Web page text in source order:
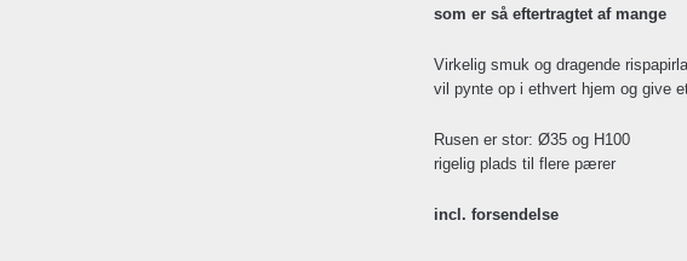
som er så eftertragtet af mange
Virkelig smuk og dragende
vil pynte op i ethvert hjem og give
Rusen er stor: Ø35 og H100
rigelig plads til flere pærer
incl. forsendelse